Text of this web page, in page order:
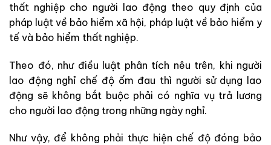
thất nghiệp cho người lao động theo quy định của
pháp luật về bảo hiểm xã hội, pháp luật về bảo hiểm y
tế và bảo hiểm thất nghiệp.
Theo đó, như điều luật phân tích nêu trên, khi người
lao động nghỉ chế độ ốm đau thì người sử dụng lao
động sẽ không bắt buộc phải có nghĩa vụ trả lương
cho người lao động trong những ngày nghỉ.
Như vậy, để không phải thực hiện chế độ đóng bảo